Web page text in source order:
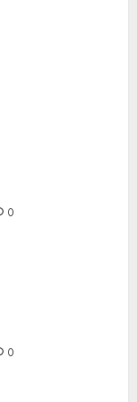
0
0